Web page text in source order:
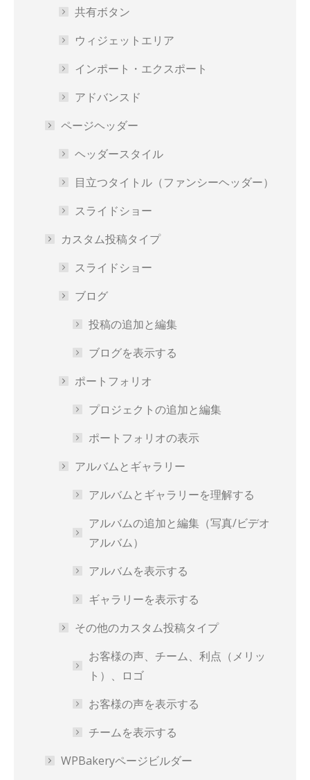
共有ボタン
ウィジェットエリア
インポート・エクスポート
アドバンスド
ページヘッダー
ヘッダースタイル
目立つタイトル（ファンシーヘッダー）
スライドショー
カスタム投稿タイプ
スライドショー
ブログ
投稿の追加と編集
ブログを表示する
ポートフォリオ
プロジェクトの追加と編集
ポートフォリオの表示
アルバムとギャラリー
アルバムとギャラリーを理解する
アルバムの追加と編集（写真/ビデオ
アルバム）
アルバムを表示する
ギャラリーを表示する
その他のカスタム投稿タイプ
お客様の声、チーム、利点（メリッ
ト）、ロゴ
お客様の声を表示する
チームを表示する
WPBakeryページビルダー